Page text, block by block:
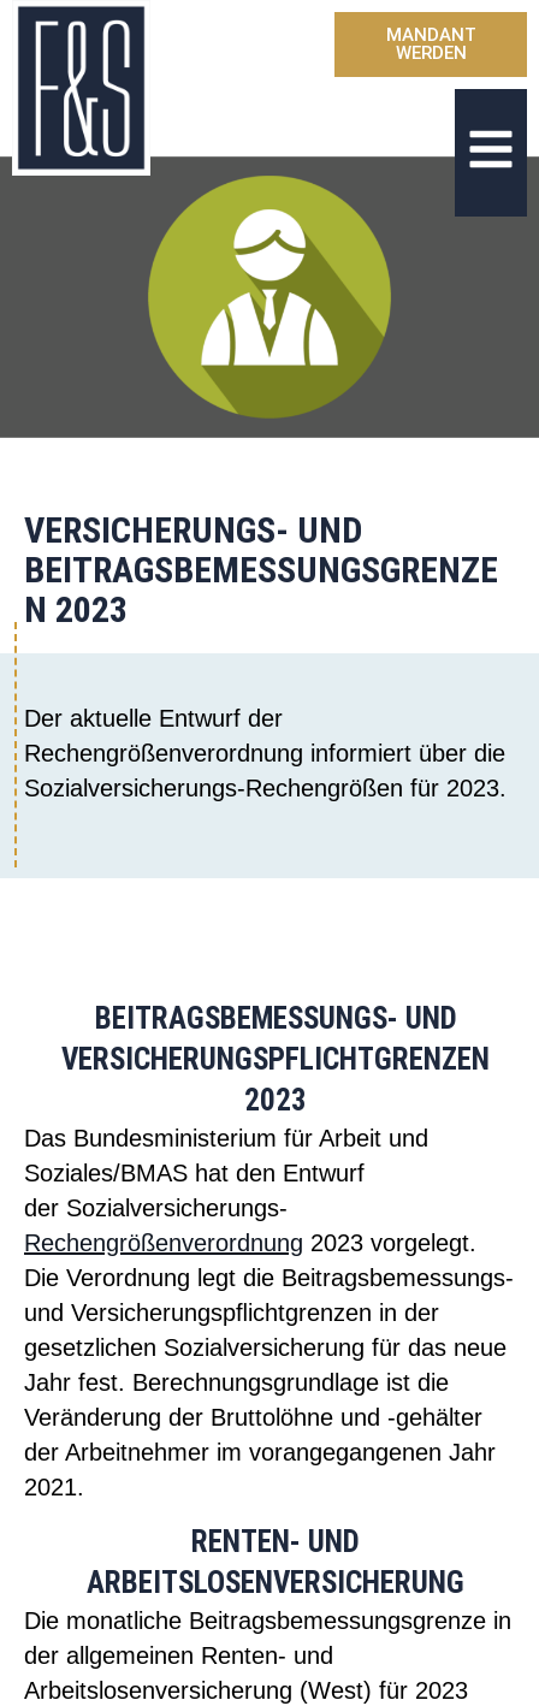
MANDANT
WERDEN
VERSICHERUNGS- UND
BEITRAGSBEMESSUNGSGRENZE
N 2023
Der aktuelle Entwurf der
Rechengrößenverordnung informiert über die
Sozialversicherungs-Rechengrößen für 2023.
BEITRAGSBEMESSUNGS- UND
VERSICHERUNGSPFLICHTGRENZEN
2023
Das Bundesministerium für Arbeit und
Soziales/BMAS hat den Entwurf
der Sozialversicherungs-
Rechengrößenverordnung 2023 vorgelegt.
Die Verordnung legt die Beitragsbemessungs-
und Versicherungspﬂichtgrenzen in der
gesetzlichen Sozialversicherung für das neue
Jahr fest. Berechnungsgrundlage ist die
Veränderung der Bruttolöhne und -gehälter
der Arbeitnehmer im vorangegangenen Jahr
2021.
RENTEN- UND
ARBEITSLOSENVERSICHERUNG
Die monatliche Beitragsbemessungsgrenze in
der allgemeinen Renten- und
Arbeitslosenversicherung (West) für 2023